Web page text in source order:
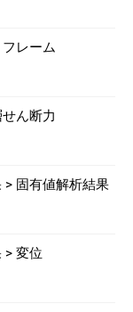
レーム
ん断力
> 固有値解析結果
> 変位